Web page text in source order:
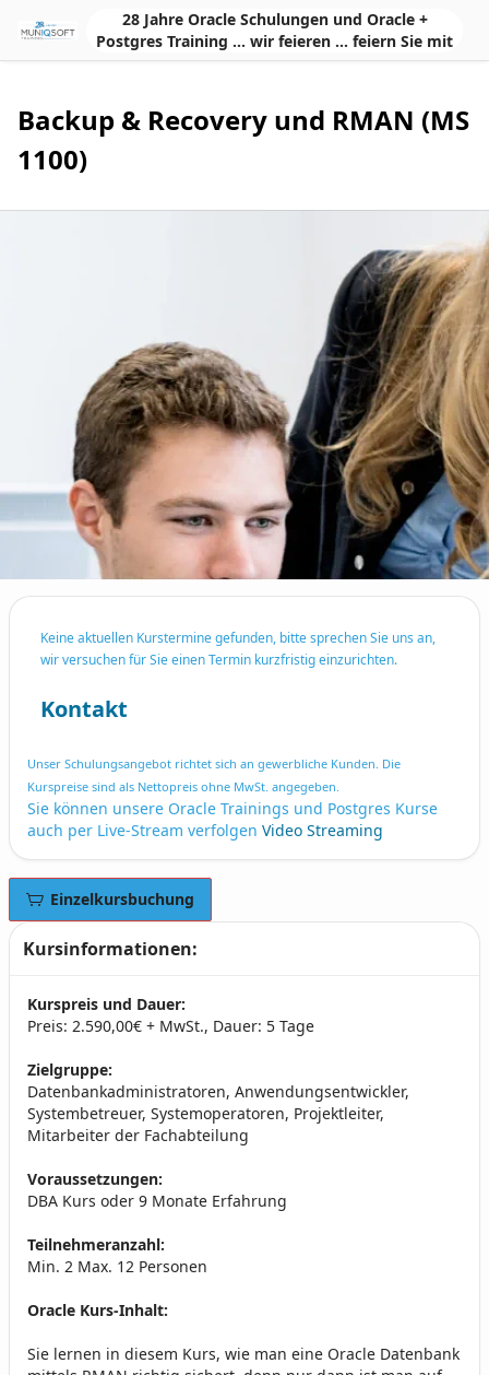
Skip to Main Content28 Jahre Oracle Schulungen und Oracle +
Postgres Training ... wir feieren ... feiern Sie mit
Backup & Recovery und RMAN (MS
1100)
Keine aktuellen Kurstermine gefunden, bitte sprechen Sie uns an,
wir versuchen für Sie einen Termin kurzfristig einzurichten.
Kontakt
Unser Schulungsangebot richtet sich an gewerbliche Kunden. Die
Kurspreise sind als Nettopreis ohne MwSt. angegeben.
Sie können unsere Oracle Trainings und Postgres Kurse
auch per Live-Stream verfolgen Video Streaming
Einzelkursbuchung
Kursinformationen:
Kurspreis und Dauer:
Preis: 2.590,00€ + MwSt., Dauer: 5 Tage
Zielgruppe:
Datenbankadministratoren, Anwendungsentwickler,
Systembetreuer, Systemoperatoren, Projektleiter,
Mitarbeiter der Fachabteilung
Voraussetzungen:
DBA Kurs oder 9 Monate Erfahrung
Teilnehmeranzahl:
Min. 2 Max. 12 Personen
Oracle Kurs-Inhalt:
Sie lernen in diesem Kurs, wie man eine Oracle Datenbank